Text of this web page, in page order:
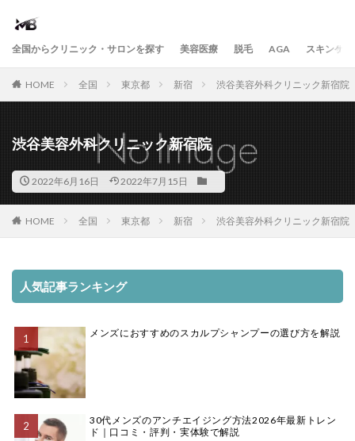
全国からクリニック・サロンを探す 美容医療 脱毛 AGA スキンケア
HOME 全国 東京都 新宿 渋谷美容外科クリニック新宿院
渋谷美容外科クリニック新宿院
2022年6月16日 2022年7月15日
HOME 全国 東京都 新宿 渋谷美容外科クリニック新宿院
人気記事ランキング
メンズにおすすめのスカルプシャンプーの選び方を解説
30代メンズのアンチエイジング方法2026年最新トレン
ド｜口コミ・評判・実体験で解説